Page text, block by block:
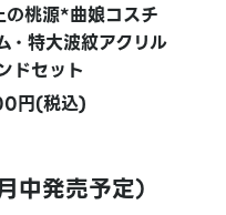
の桃源*曲娘コスチ
・特大波紋アクリル
ドセット
円(税込)
発売予定）